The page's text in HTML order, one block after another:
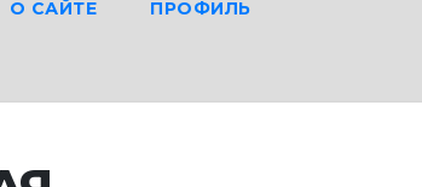
О САЙТЕ ПРОФИЛЬ